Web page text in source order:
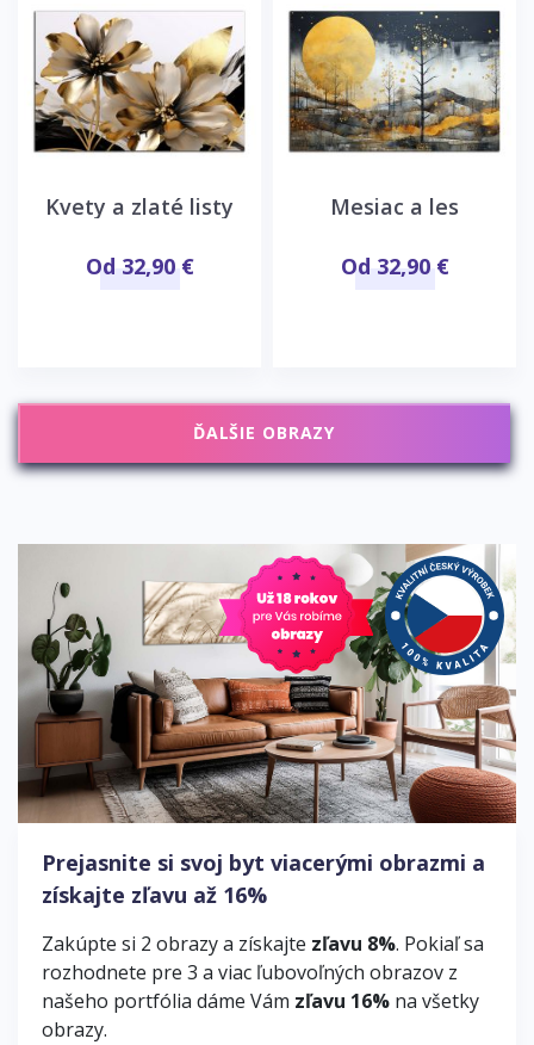
Kvety a zlaté listy
Od 32,90 €
Mesiac a les
Od 32,90 €
ĎALŠIE OBRAZY
Prejasnite si svoj byt viacerými obrazmi a
získajte zľavu až 16%
Zakúpte si 2 obrazy a získajte zľavu 8%. Pokiaľ sa
rozhodnete pre 3 a viac ľubovoľných obrazov z
našeho portfólia dáme Vám zľavu 16% na všetky
obrazy.